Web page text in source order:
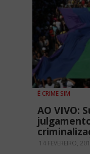
É CRIME SIM
AO VIVO:
14 FEVEREIRO,